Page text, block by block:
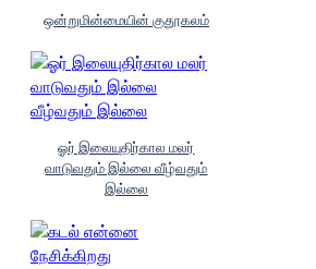
ஒன்றுமின்மையின் குதூகலம்
ஓர் இலையுதிர்கால மலர்
வாடுவதும் இல்லை வீழ்வதும்
இல்லை